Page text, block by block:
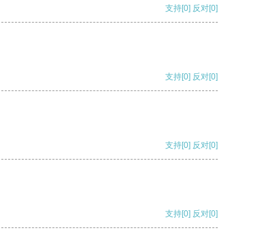
支持[0] 反对[0]
支持[0] 反对[0]
支持[0] 反对[0]
支持[0] 反对[0]